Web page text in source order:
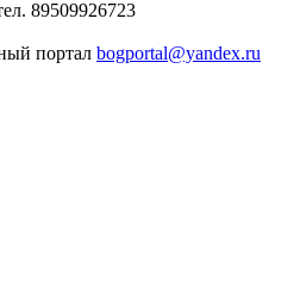
89509926723
портал bogportal@yandex.ru